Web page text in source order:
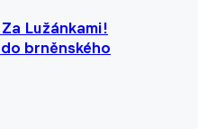
Lužánkami!
brněnského